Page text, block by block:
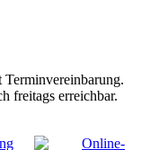
freitags erreichbar.